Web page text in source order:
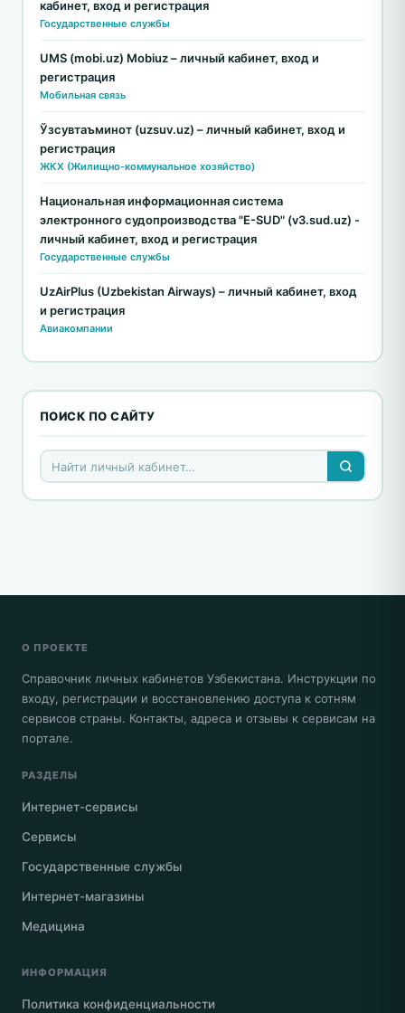
кабинет, вход и регистрация
Государственные службы
UMS (mobi.uz) Mobiuz – личный кабинет, вход и
регистрация
Мобильная связь
Ўзсувтаъминот (uzsuv.uz) – личный кабинет, вход и
регистрация
ЖКХ (Жилищно-коммунальное хозяйство)
Национальная информационная система
электронного судопроизводства "E-SUD" (v3.sud.uz) -
личный кабинет, вход и регистрация
Государственные службы
UzAirPlus (Uzbekistan Airways) – личный кабинет, вход
и регистрация
Авиакомпании
ПОИСК ПО САЙТУ
О ПРОЕКТЕ
Справочник личных кабинетов Узбекистана. Инструкции по
входу, регистрации и восстановлению доступа к сотням
сервисов страны. Контакты, адреса и отзывы к сервисам на
портале.
РАЗДЕЛЫ
Интернет-сервисы
Сервисы
Государственные службы
Интернет-магазины
Медицина
ИНФОРМАЦИЯ
Политика конфиденциальности